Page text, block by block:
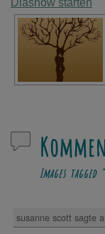
Diashow starten
Images tagged
susanne scott sagte